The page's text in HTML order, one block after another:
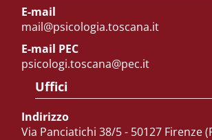
E-mail
mail@psicologia.toscana.it
E-mail PEC
psicologi.toscana@pec.it
Uffici
Indirizzo
Via Panciatichi 38/5 - 50127 Firenze